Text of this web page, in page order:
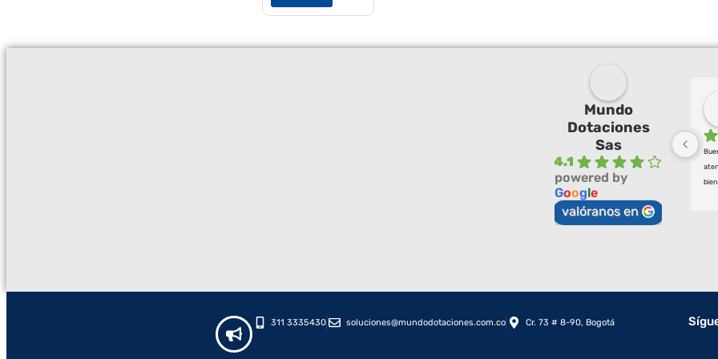
Mundo
Dotaciones
Sas
4.1
powered by
Google
valóranos en
bien
311 3335430 soluciones@mundodotaciones.com.co Cr. 73 # 8-90, Bogotá